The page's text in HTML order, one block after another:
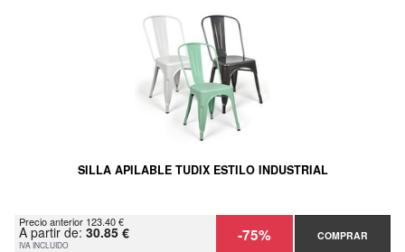
SILLA APILABLE TUDIX ESTILO INDUSTRIAL
Precio anterior 123.40 €
A partir de: 30.85 €
IVA INCLUIDO -75% COMPRAR